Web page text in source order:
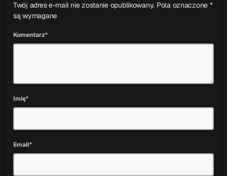
Twój adres e-mail nie zostanie opublikowany. Pola oznaczone *
są wymagane
Komentarz*
Imię*
Email*